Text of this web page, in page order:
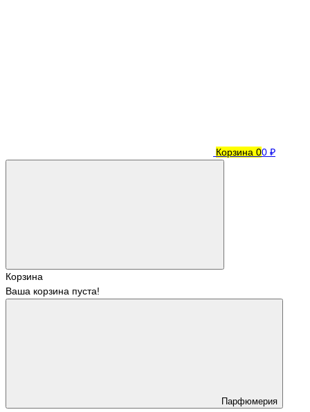
Корзина 00 ₽
Корзина
Ваша корзина пуста!
Парфюмерия